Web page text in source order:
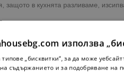
в кухнята разливаме,
използва
„бисквитки“, за да може
съдържанието и за подобряване на